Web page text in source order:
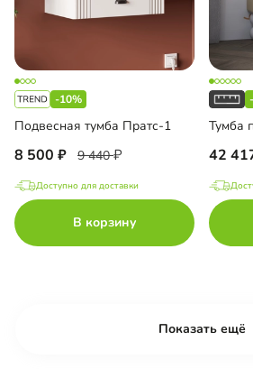
-10%
Подвесная тумба Пратс-1
8 500 9 440
Доступно для доставки
В корзину
42
Показать ещё